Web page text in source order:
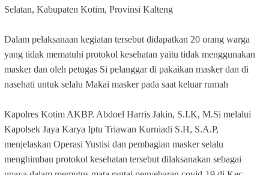
Selatan, Kabupaten Kotim, Provinsi Kalteng
Dalam pelaksanaan kegiatan tersebut didapatkan 20 orang warga
yang tidak mematuhi protokol kesehatan yaitu tidak menggunakan
masker dan oleh petugas Si pelanggar di pakaikan masker dan di
nasehati untuk selalu Makai masker pada saat keluar rumah
Kapolres Kotim AKBP. Abdoel Harris Jakin, S.I.K, M.Si melalui
Kapolsek Jaya Karya Iptu Triawan Kurniadi S.H, S.A.P,
menjelaskan Operasi Yustisi dan pembagian masker selalu
menghimbau protokol kesehatan tersebut dilaksanakan sebagai